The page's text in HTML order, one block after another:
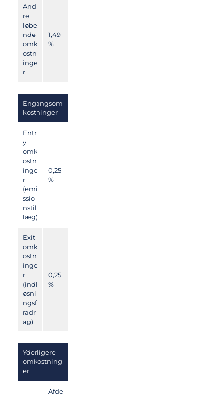
And
re
løbe
nde
omk
ostn
inge
r
1,49
%
Engangsom
kostninger
Entr
y-
omk
ostn
inge
r
(emi
ssio
nstil
læg)
0,25
%
Exit-
omk
ostn
inge
r
(indl
øsni
ngsf
radr
ag)
0,25
%
Yderligere
omkostning
er
Afde